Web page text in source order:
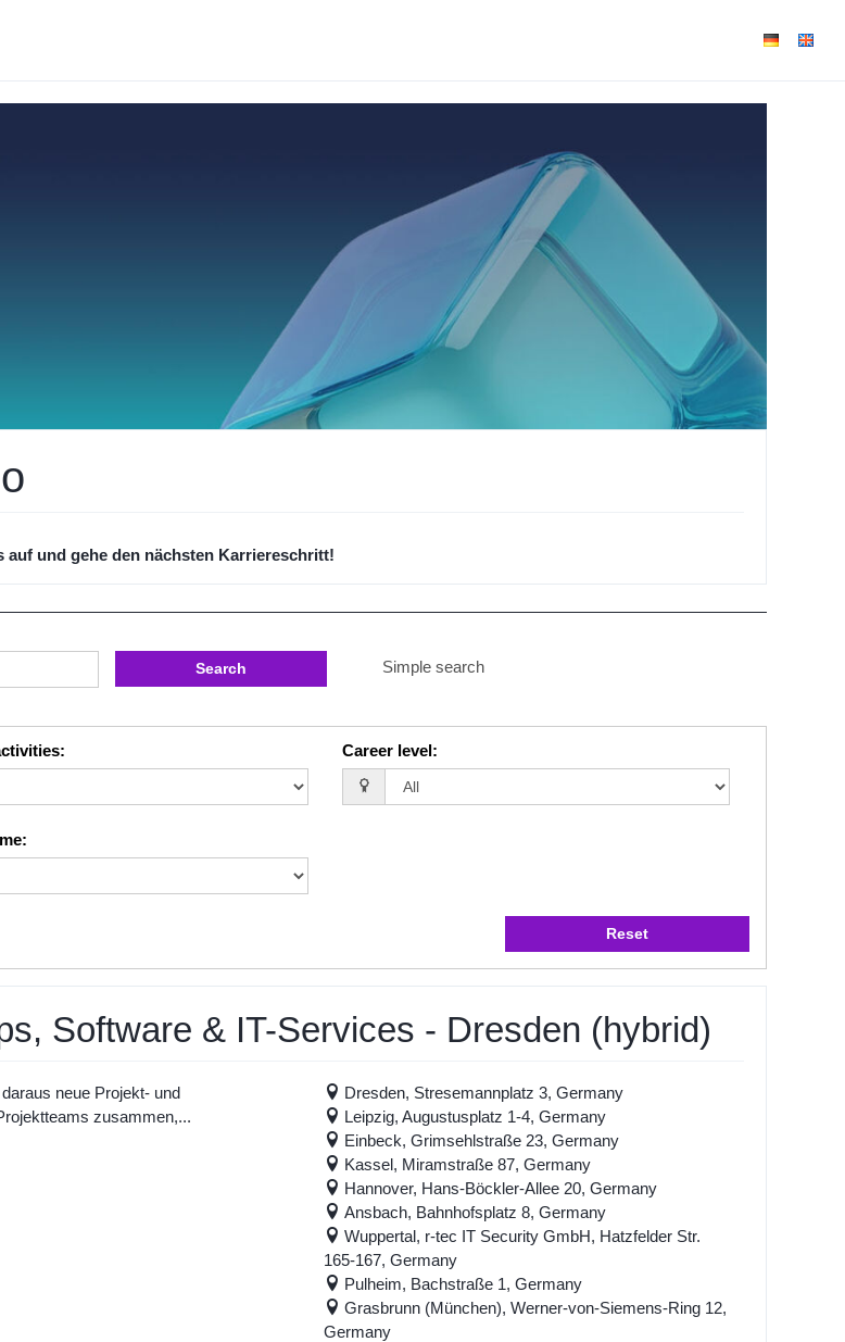
und gehe den nächsten Karriereschritt!
Search Simple search
: Career level:
:
Reset
Software & IT-Services - Dresden (hybrid)
neue Projekt- und
zusammen,...
Dresden, Stresemannplatz 3, Germany
Leipzig, Augustusplatz 1-4, Germany
Einbeck, Grimsehlstraße 23, Germany
Kassel, Miramstraße 87, Germany
Hannover, Hans-Böckler-Allee 20, Germany
Ansbach, Bahnhofsplatz 8, Germany
Wuppertal, r-tec IT Security GmbH, Hatzfelder Str.
165-167, Germany
Pulheim, Bachstraße 1, Germany
Grasbrunn (München), Werner-von-Siemens-Ring 12,
Germany